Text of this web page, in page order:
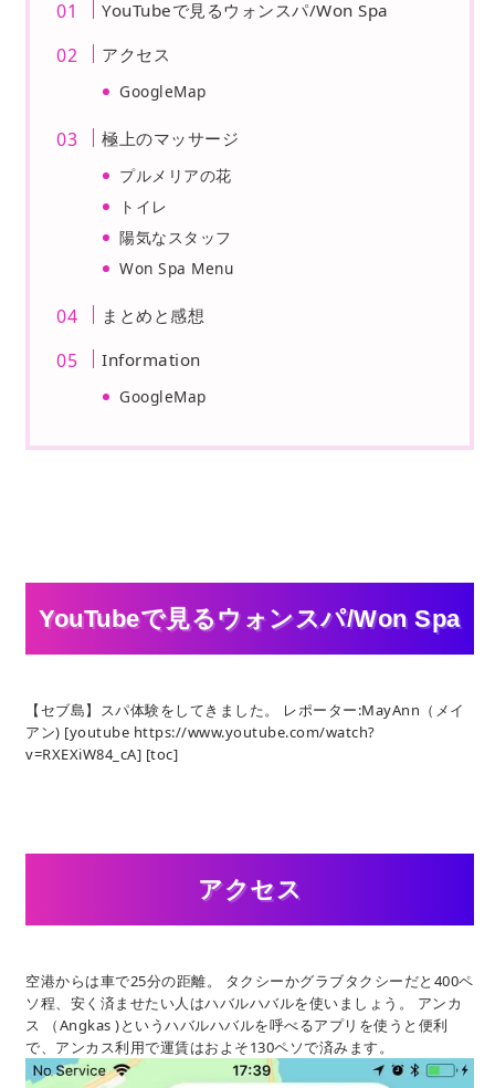
YouTubeで見るウォンスパ/Won Spa
アクセス
GoogleMap
極上のマッサージ
プルメリアの花
トイレ
陽気なスタッフ
Won Spa Menu
まとめと感想
Information
GoogleMap
YouTubeで見るウォンスパ/Won Spa
【セブ島】スパ体験をしてきました。 レポーター:MayAnn（メイ
アン) [youtube https://www.youtube.com/watch?
v=RXEXiW84_cA] [toc]
アクセス
空港からは車で25分の距離。 タクシーかグラブタクシーだと400ペ
ソ程、安く済ませたい人はハバルハバルを使いましょう。 アンカ
ス （Angkas )というハバルハバルを呼べるアプリを使うと便利
で、アンカス利用で運賃はおよそ130ペソで済みます。